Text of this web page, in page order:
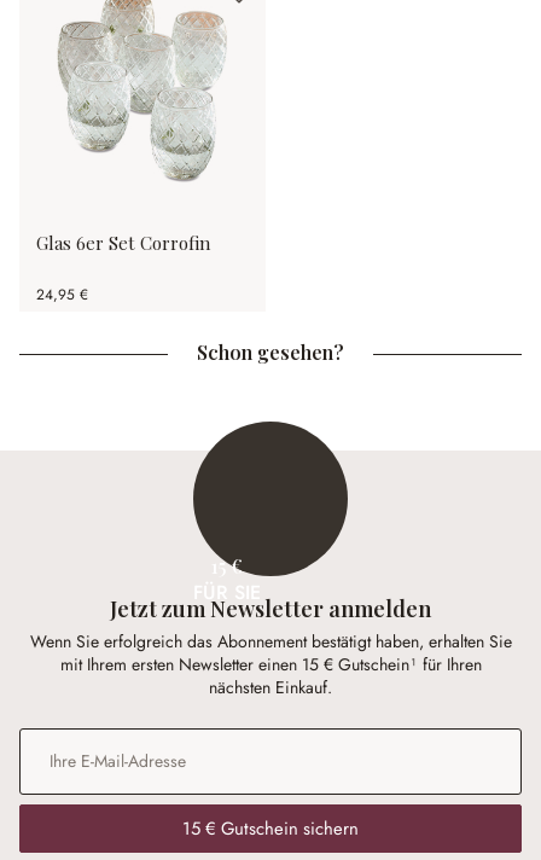
Glas 6er Set Corrofin
24,95 €
Schon gesehen?
15 €
Jetzt zum Newsletter anmelden
Wenn Sie erfolgreich das Abonnement bestätigt haben, erhalten Sie
mit Ihrem ersten Newsletter einen 15 € Gutschein¹ für Ihren
nächsten Einkauf.
E-Mail-Adresse
15 € Gutschein sichern